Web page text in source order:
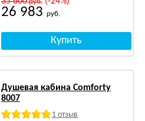
26 983 руб.
Душевая кабина Comforty
8007
1 отзыв